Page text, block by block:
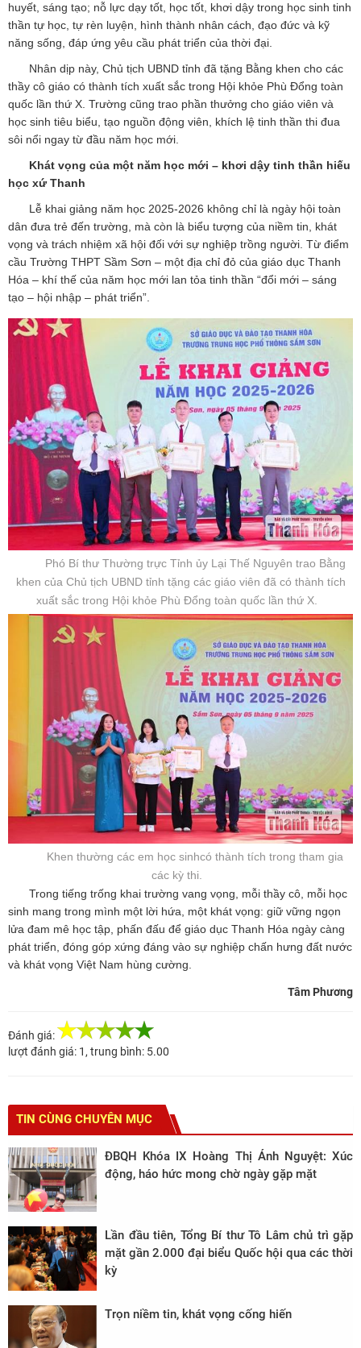
huyết, sáng tạo; nỗ lực dạy tốt, học tốt, khơi dậy trong học sinh tinh
thần tự học, tự rèn luyện, hình thành nhân cách, đạo đức và kỹ
năng sống, đáp ứng yêu cầu phát triển của thời đại.
Nhân dịp này, Chủ tịch UBND tỉnh đã tặng Bằng khen cho các
thầy cô giáo có thành tích xuất sắc trong Hội khỏe Phù Đổng toàn
quốc lần thứ X. Trường cũng trao phần thưởng cho giáo viên và
học sinh tiêu biểu, tạo nguồn động viên, khích lệ tinh thần thi đua
sôi nổi ngay từ đầu năm học mới.
Khát vọng của một năm học mới – khơi dậy tinh thần hiếu
học xứ Thanh
Lễ khai giảng năm học 2025-2026 không chỉ là ngày hội toàn
dân đưa trẻ đến trường, mà còn là biểu tượng của niềm tin, khát
vọng và trách nhiệm xã hội đối với sự nghiệp trồng người. Từ điểm
cầu Trường THPT Sầm Sơn – một địa chỉ đỏ của giáo dục Thanh
Hóa – khí thế của năm học mới lan tỏa tinh thần “đổi mới – sáng
tạo – hội nhập – phát triển”.
Phó Bí thư Thường trực Tỉnh ủy Lại Thế Nguyên trao Bằng
khen của Chủ tịch UBND tỉnh tặng các giáo viên đã có thành tích
xuất sắc trong Hội khỏe Phù Đổng toàn quốc lần thứ X.
Khen thường các em học sinhcó thành tích trong tham gia
các kỳ thi.
Trong tiếng trống khai trường vang vọng, mỗi thầy cô, mỗi học
sinh mang trong mình một lời hứa, một khát vọng: giữ vững ngọn
lửa đam mê học tập, phấn đấu để giáo dục Thanh Hóa ngày càng
phát triển, đóng góp xứng đáng vào sự nghiệp chấn hưng đất nước
và khát vọng Việt Nam hùng cường.
Tâm Phương
Đánh giá:
lượt đánh giá: 1 , trung bình: 5.00
TIN CÙNG CHUYÊN MỤC
ĐBQH Khóa IX Hoàng Thị Ánh Nguyệt: Xúc
động, háo hức mong chờ ngày gặp mặt
Lần đầu tiên, Tổng Bí thư Tô Lâm chủ trì gặp
mặt gần 2.000 đại biểu Quốc hội qua các thời
kỳ
Trọn niềm tin, khát vọng cống hiến